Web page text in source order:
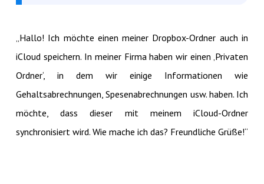
„Hallo! Ich möchte einen meiner Dropbox-Ordner auch in
iCloud speichern. In meiner Firma haben wir einen ‚Privaten
Ordner‘, in dem wir einige Informationen wie
Gehaltsabrechnungen, Spesenabrechnungen usw. haben. Ich
möchte, dass dieser mit meinem iCloud-Ordner
synchronisiert wird. Wie mache ich das? Freundliche Grüße!“